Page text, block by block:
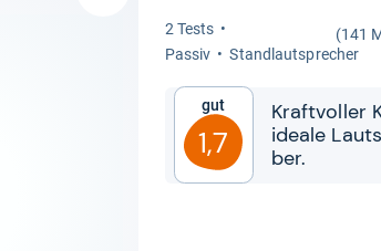
2 Tests
(141
Pas­siv
Stand­laut­spre­cher
Gut
1,7
Kraft­vol­ler
ideale
ber.